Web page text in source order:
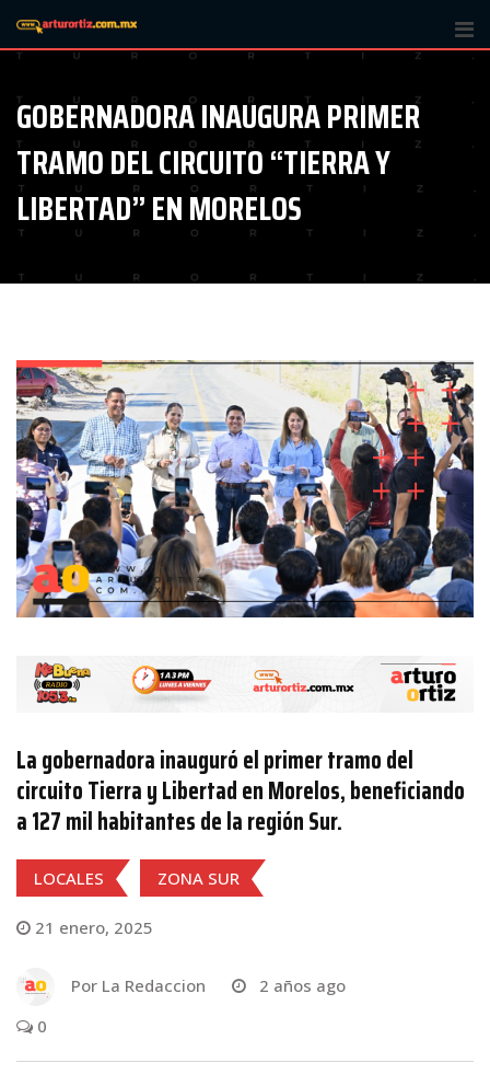
content
GOBERNADORA INAUGURA PRIMER
TRAMO DEL CIRCUITO “TIERRA Y
LIBERTAD” EN MORELOS
La gobernadora inauguró el primer tramo del
circuito Tierra y Libertad en Morelos, beneficiando
a 127 mil habitantes de la región Sur.
LOCALES ZONA SUR
21 enero, 2025
Por La Redaccion
2 años ago
0